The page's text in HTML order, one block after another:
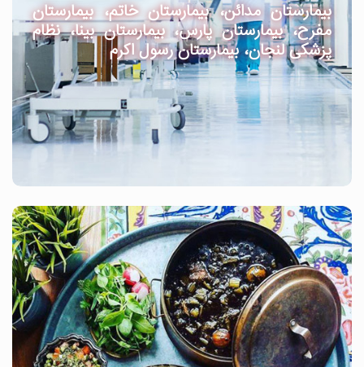
بیمارستان مدائن، بیمارستان خاتم، بیمارستان
مفرح، بیمارستان پارس، بیمارستان بینا، نظام
پزشکی لنجان، بیمارستان رسول اکرم